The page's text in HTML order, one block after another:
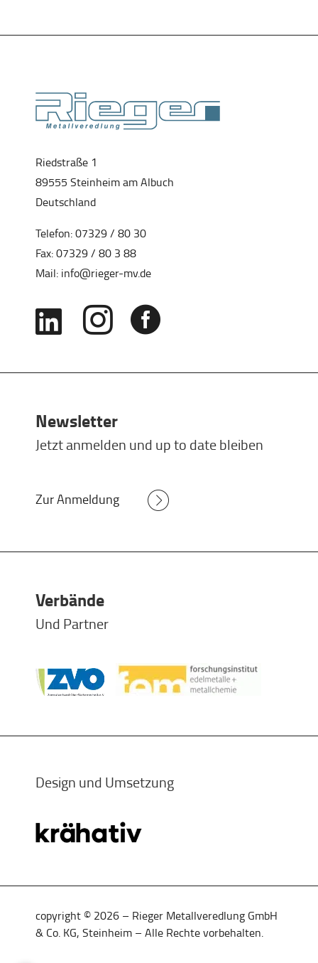
Riedstraße 1
89555 Steinheim am Albuch
Deutschland
Telefon: 07329 / 80 30
Fax: 07329 / 80 3 88
Mail: info@rieger-mv.de
  
Newsletter
Jetzt anmelden und up to date bleiben
Zur Anmeldung
Verbände
Und Partner
Design und Umsetzung
copyright © 2026 – Rieger Metallveredlung GmbH
& Co. KG, Steinheim – Alle Rechte vorbehalten.